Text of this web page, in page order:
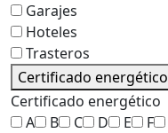
Garajes
Hoteles
Trasteros
Certificado energético
Certificado energético
A
B C D E F